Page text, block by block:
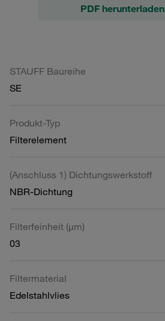
PDF herunterladen
STAUFF Baureihe
SE
Produkt-Typ
Filterelement
(Anschluss 1) Dichtungswerkstoff
NBR-Dichtung
Filterfeinheit (µm)
03
Filtermaterial
Edelstahlvlies